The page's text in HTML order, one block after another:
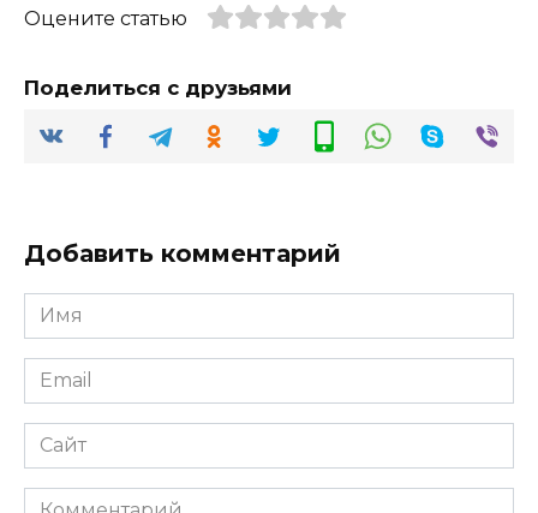
Оцените статью
Поделиться с друзьями
Добавить комментарий
Имя
*
Email
*
Сайт
Комментарий